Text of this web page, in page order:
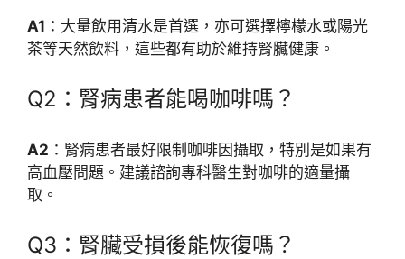
A1 ：大量飲用清水是首選，亦可選擇檸檬水或陽光
茶等天然飲料，這些都有助於維持腎臟健康。
Q2：腎病患者能喝咖啡嗎？
A2 ：腎病患者最好限制咖啡因攝取，特別是如果有
高血壓問題。建議諮詢專科醫生對咖啡的適量攝
取。
Q3：腎臟受損後能恢復嗎？